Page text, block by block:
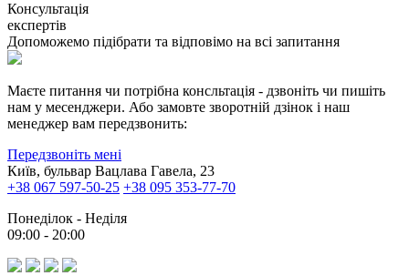
Консультація
експертів
Допоможемо підібрати та відповімо на всі запитання
Маєте питання чи потрібна консльтація - дзвоніть чи пишіть
нам у месенджери. Або замовте зворотній дзінок і наш
менеджер вам передзвонить:
Передзвоніть мені
Київ, бульвар Вацлава Гавела, 23
+38 067 597-50-25 +38 095 353-77-70
Понеділок - Неділя
09:00 - 20:00